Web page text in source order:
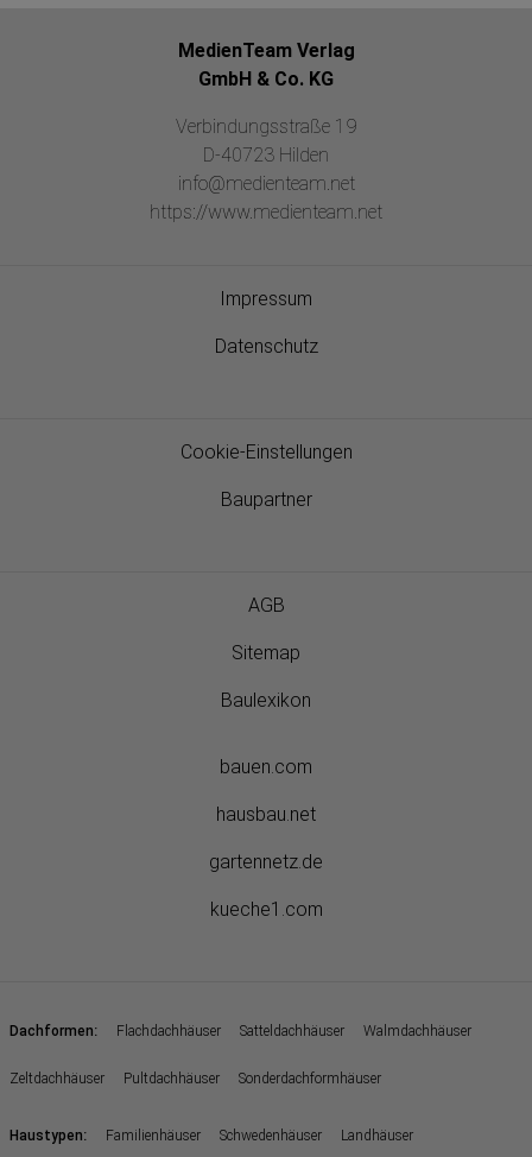
MedienTeam Verlag
GmbH & Co. KG
Verbindungsstraße 19
D-40723 Hilden
info@medienteam.net
https://www.medienteam.net
Impressum
Datenschutz
Cookie-Einstellungen
Baupartner
AGB
Sitemap
Baulexikon
bauen.com
hausbau.net
gartennetz.de
kueche1.com
Dachformen: Flachdachhäuser Satteldachhäuser Walmdachhäuser
Zeltdachhäuser Pultdachhäuser Sonderdachformhäuser
Haustypen: Familienhäuser Schwedenhäuser Landhäuser